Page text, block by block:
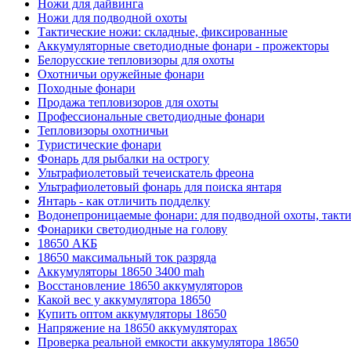
Ножи для дайвинга
Ножи для подводной охоты
Тактические ножи: складные, фиксированные
Аккумуляторные светодиодные фонари - прожекторы
Белорусские тепловизоры для охоты
Охотничьи оружейные фонари
Походные фонари
Продажа тепловизоров для охоты
Профессиональные светодиодные фонари
Тепловизоры охотничьи
Туристические фонари
Фонарь для рыбалки на острогу
Ультрафиолетовый течеискатель фреона
Ультрафиолетовый фонарь для поиска янтаря
Янтарь - как отличить подделку
Водонепроницаемые фонари: для подводной охоты,
Фонарики светодиодные на голову
18650 АКБ
18650 максимальный ток разряда
Аккумуляторы 18650 3400 mah
Восстановление 18650 аккумуляторов
Какой вес у аккумулятора 18650
Купить оптом аккумуляторы 18650
Напряжение на 18650 аккумуляторах
Проверка реальной емкости аккумулятора 18650